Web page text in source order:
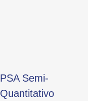
PSA Semi-
Quantitativo